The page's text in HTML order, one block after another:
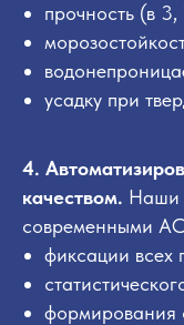
прочность (в 3,
усадку при
4.
качеством. Наши
современными
фиксации всех
формирования
Ваше имя